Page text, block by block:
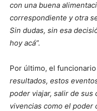
con una buena
correspondiente y otra
Sin dudas, sin esa
hoy acá”.
Por último, el
resultados, estos
poder viajar, salir de sus
vivencias como el poder